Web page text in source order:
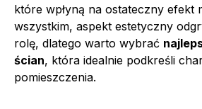
które wpłyną na ostateczny efekt
wszystkim, aspekt estetyczny
rolę, dlatego warto wybrać
ścian, która idealnie podkreśli
pomieszczenia.